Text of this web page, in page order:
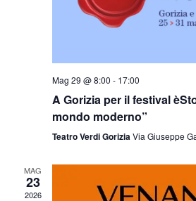
Mag 29 @ 8:00 - 17:00
A Gorizia per il festival
mondo moderno”
Teatro Verdi GoriziaVia Giuseppe
MAG
23
2026